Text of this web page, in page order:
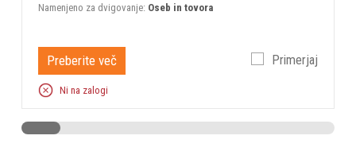
Namenjeno za dvigovanje: Oseb in tovora
Preberite več Primerjaj
Ni na zalogi